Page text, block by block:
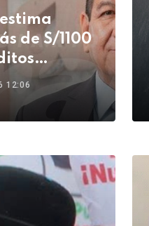
de S/1100
de
12:06